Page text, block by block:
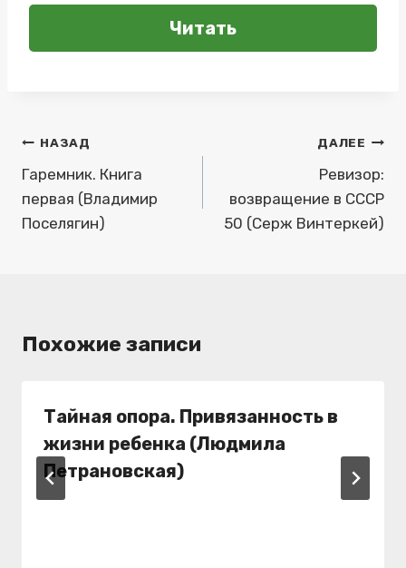
Читать
Навигация
по
записям
НАЗАД
Гаремник. Книга
первая (Владимир
Поселягин)
ДАЛЕЕ
Ревизор:
возвращение в СССР
50 (Серж Винтеркей)
Похожие записи
Тайная опора. Привязанность в
жизни ребенка (Людмила
Петрановская)